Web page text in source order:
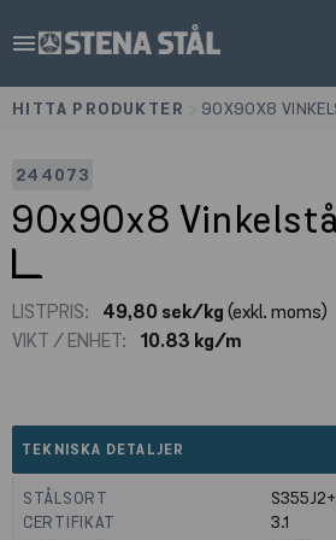
menu
HITTA PRODUKTER 90X90X8
244073
90x90x8
LISTPRIS: 49,80 sek/kg(exkl. moms)
VIKT / ENHET:
10.83 kg/m
TEKNISKA DETALJER
STÅLSORT
CERTIFIKAT
3.1